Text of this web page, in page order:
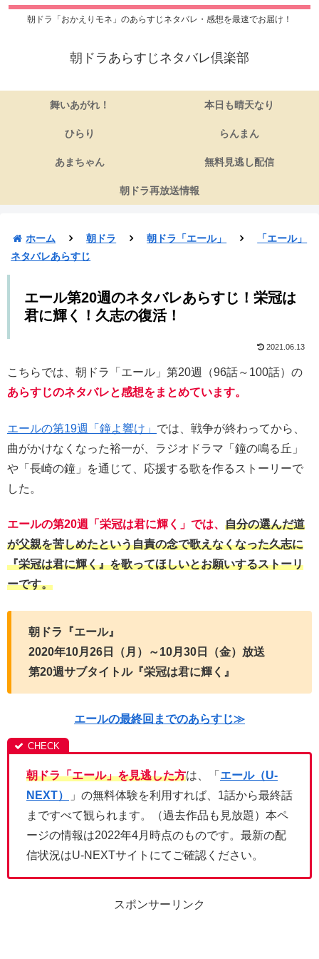
朝ドラ「おかえりモネ」のあらすじネタバレ・感想を最速でお届け！
朝ドラあらすじネタバレ倶楽部
舞いあがれ！ 本日も晴天なり
ひらり らんまん
あまちゃん 無料見逃し配信
朝ドラ再放送情報
ホーム 朝ドラ 朝ドラ「エール」
「エール」
ネタバレあらすじ
エール第20週のネタバレあらすじ！栄冠は
君に輝く！久志の復活！
2021.06.13
こちらでは、朝ドラ「エール」第20週（96話～100話）の
あらすじのネタバレと感想をまとめています。
エールの第19週「鐘よ響け」 では、戦争が終わってから、
曲がかけなくなった裕一が、ラジオドラマ「鐘の鳴る丘」
や「長崎の鐘」を通じて、応援する歌を作るストーリーで
した。
エールの第20週「栄冠は君に輝く」では、 自分の選んだ道
が父親を苦しめたという自責の念で歌えなくなった久志に
『栄冠は君に輝く』を歌ってほしいとお願いするストーリ
ーです。
朝ドラ『エール』
2020年10月26日（月）～10月30日（金）放送
第20週サブタイトル『栄冠は君に輝く』
エールの最終回までのあらすじ≫
朝ドラ「エール」を見逃した方は、「 エール（U-
NEXT）
」の無料体験を利用すれば、1話から最終話
まですべて観られます。（過去作品も見放題）本ペ
ージの情報は2022年4月時点のものです。最新の配
信状況はU-NEXTサイトにてご確認ください。
スポンサーリンク